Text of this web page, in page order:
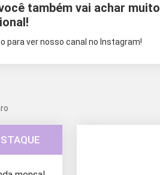
também vai achar muito
para ver nosso canal no Instagram!